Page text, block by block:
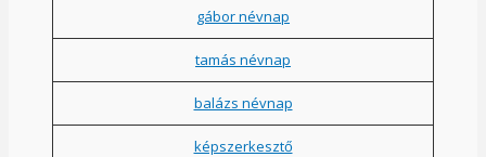
gábor névnap
tamás névnap
balázs névnap
képszerkesztő